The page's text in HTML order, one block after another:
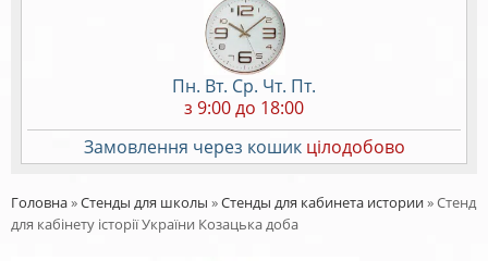
Пн. Вт. Ср. Чт. Пт.
з 9:00 до 18:00
Замовлення через кошик цілодобово
Головна»Стенды для школы »Стенды для кабинета истории»Стенд
для кабінету історії України Козацька доба